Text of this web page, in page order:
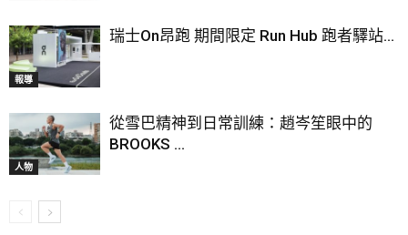
報導
瑞士On昂跑 期間限定 Run Hub 跑者驛站...
人物
從雪巴精神到日常訓練：趙岑笙眼中的
BROOKS ...